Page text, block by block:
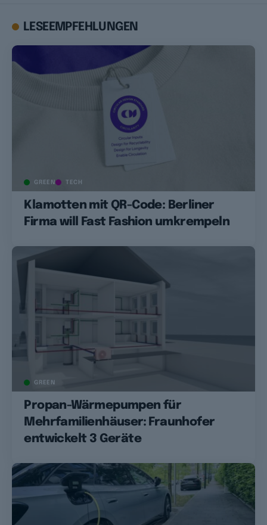
LESEEMPFEHLUNGEN
GREEN TECH
Klamotten mit QR-Code: Berliner
Firma will Fast Fashion umkrempeln
GREEN
Propan-Wärmepumpen für
Mehrfamilienhäuser: Fraunhofer
entwickelt 3 Geräte